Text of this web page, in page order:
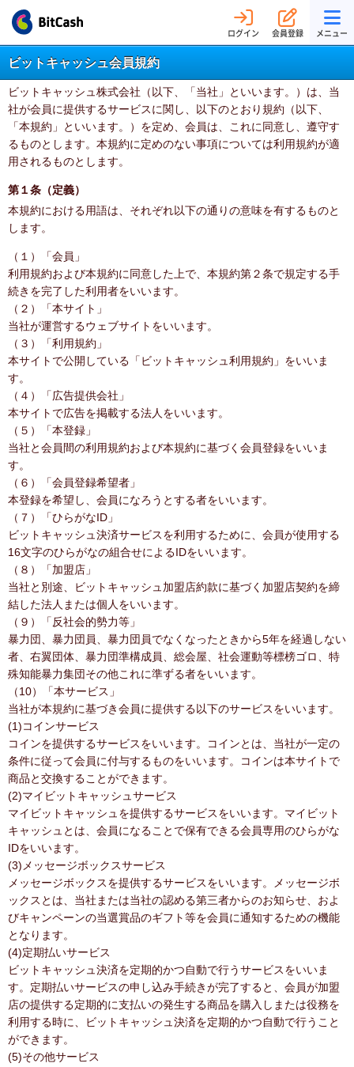
ログイン 会員登録 メニュー
ビットキャッシュ会員規約
ビットキャッシュ株式会社（以下、「当社」といいます。）は、当
社が会員に提供するサービスに関し、以下のとおり規約（以下、
「本規約」といいます。）を定め、会員は、これに同意し、遵守す
るものとします。本規約に定めのない事項については利用規約が適
用されるものとします。
第１条（定義）
本規約における用語は、それぞれ以下の通りの意味を有するものと
します。
（１）「会員」
利用規約および本規約に同意した上で、本規約第２条で規定する手
続きを完了した利用者をいいます。
（２）「本サイト」
当社が運営するウェブサイトをいいます。
（３）「利用規約」
本サイトで公開している「ビットキャッシュ利用規約」をいいま
す。
（４）「広告提供会社」
本サイトで広告を掲載する法人をいいます。
（５）「本登録」
当社と会員間の利用規約および本規約に基づく会員登録をいいま
す。
（６）「会員登録希望者」
本登録を希望し、会員になろうとする者をいいます。
（７）「ひらがなID」
ビットキャッシュ決済サービスを利用するために、会員が使用する
16文字のひらがなの組合せによるIDをいいます。
（８）「加盟店」
当社と別途、ビットキャッシュ加盟店約款に基づく加盟店契約を締
結した法人または個人をいいます。
（９）「反社会的勢力等」
暴力団、暴力団員、暴力団員でなくなったときから5年を経過しない
者、右翼団体、暴力団準構成員、総会屋、社会運動等標榜ゴロ、特
殊知能暴力集団その他これに準ずる者をいいます。
（10）「本サービス」
当社が本規約に基づき会員に提供する以下のサービスをいいます。
(1)コインサービス
コインを提供するサービスをいいます。コインとは、当社が一定の
条件に従って会員に付与するものをいいます。コインは本サイトで
商品と交換することができます。
(2)マイビットキャッシュサービス
マイビットキャッシュを提供するサービスをいいます。マイビット
キャッシュとは、会員になることで保有できる会員専用のひらがな
IDをいいます。
(3)メッセージボックスサービス
メッセージボックスを提供するサービスをいいます。メッセージボ
ックスとは、当社または当社の認める第三者からのお知らせ、およ
びキャンペーンの当選賞品のギフト等を会員に通知するための機能
となります。
(4)定期払いサービス
ビットキャッシュ決済を定期的かつ自動で行うサービスをいいま
す。定期払いサービスの申し込み手続きが完了すると、会員が加盟
店の提供する定期的に支払いの発生する商品を購入しまたは役務を
利用する時に、ビットキャッシュ決済を定期的かつ自動で行うこと
ができます。
(5)その他サービス